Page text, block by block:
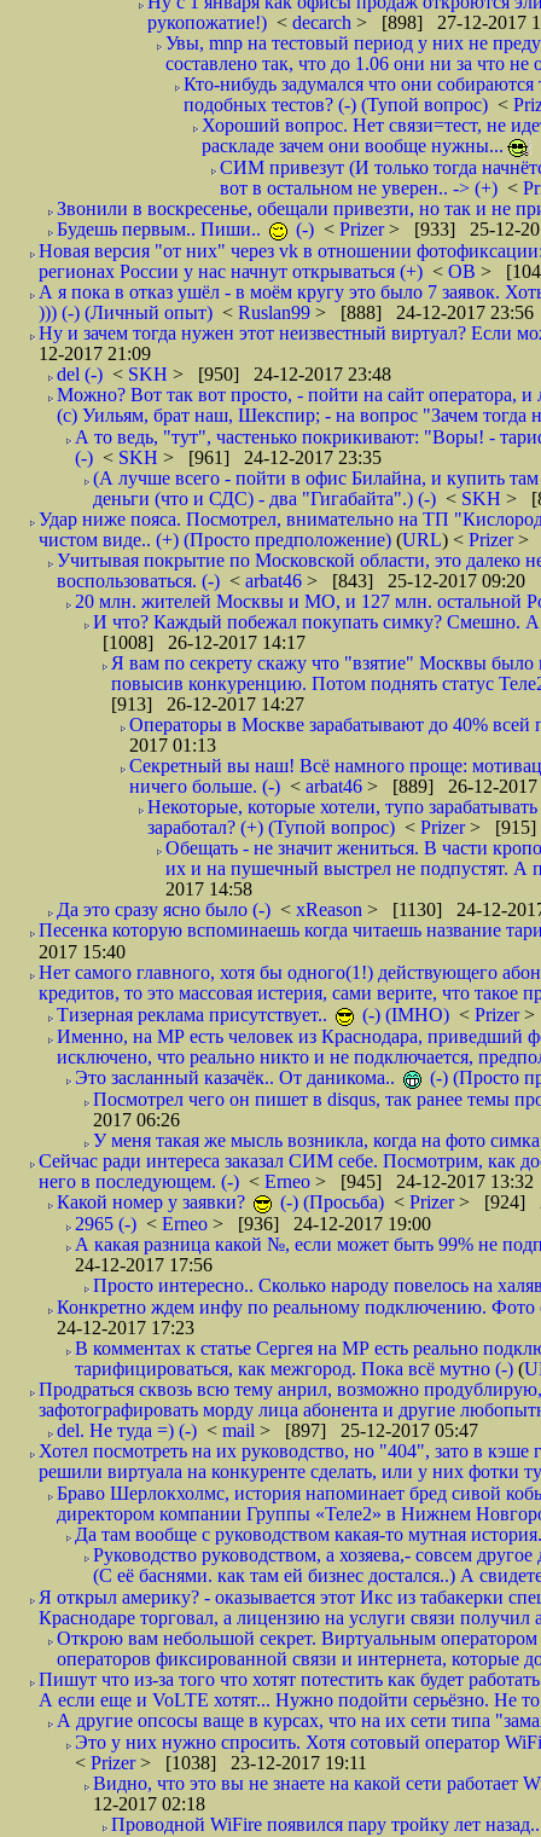
рукопожатие!) < decarch > [898] 27-12-2017
Увы, mnp на тестовый период у них не
составлено так, что до 1.06 они ни за что не
Кто-нибудь задумался что они
подобных тестов? (-) (Тупой вопрос) <
Хороший вопрос. Нет связи=тест, не
раскладе зачем они вообще нужны...
СИМ привезут (И только тогда
вот в остальном не уверен.. -> (+) <
Звонили в воскресенье, обещали привезти, но так и не
Будешь первым.. Пиши..
(-) < Prizer> [933] 25-12-
Новая версия "от них" через vk в отношении
регионах России у нас начнут открываться (+) < ОВ >
А я пока в отказ ушёл - в моём кругу это было 7 заявок.
))) (-) (Личный опыт) < Ruslan99 > [888] 24-12-2017 23:56
Ну и зачем тогда нужен этот неизвестный виртуал? Если
12-2017 21:09
del (-) < SKH > [950] 24-12-2017 23:48
Можно? Вот так вот просто, - пойти на сайт оператора,
(с) Уильям, брат наш, Шекспир; - на вопрос "Зачем тогда
А то ведь, "тут", частенько покрикивают: "Воры! -
(-) < SKH > [961] 24-12-2017 23:35
(А лучше всего - пойти в офис Билайна, и купить
деньги (что и СДС) - два "Гигабайта".) (-) < SKH >
Удар ниже пояса. Посмотрел, внимательно на ТП
чистом виде.. (+) (Просто предположение) (URL) < Prizer>
Учитывая покрытие по Московской области, это далеко
воспользоваться. (-) < arbat46 > [843] 25-12-2017 09:20
20 млн. жителей Москвы и МО, и 127 млн. остальной
И что? Каждый побежал покупать симку? Смешно. А
[1008] 26-12-2017 14:17
Я вам по секрету скажу что "взятие" Москвы
повысив конкуренцию. Потом поднять статус
[913] 26-12-2017 14:27
Операторы в Москве зарабатывают до 40% всей
2017 01:13
Секретный вы наш! Всё намного проще:
ничего больше. (-) < arbat46 > [889] 26-12-2017
Некоторые, которые хотели, тупо
заработал? (+) (Тупой вопрос) < Prizer> [915]
Обещать - не значит жениться. В части
их и на пушечный выстрел не подпустят. А
2017 14:58
Да это сразу ясно было (-) < xReason > [1130] 24-12-
Песенка которую вспоминаешь когда читаешь название
2017 15:40
Нет самого главного, хотя бы одного(1!) действующего
кредитов, то это массовая истерия, сами верите, что такое
Тизерная реклама присутствует..
(-) (IMHO) < Prizer>
Именно, на МР есть человек из Краснодара, приведший
исключено, что реально никто и не подключается,
Это засланный казачёк.. От даникома..
(-) (Просто
Посмотрел чего он пишет в disqus, так ранее темы
2017 06:26
У меня такая же мысль возникла, когда на фото
Сейчас ради интереса заказал СИМ себе. Посмотрим, как
него в последующем. (-) < Erneo > [945] 24-12-2017 13:32
Какой номер у заявки?
(-) (Просьба) < Prizer> [924]
2965 (-) < Erneo > [936] 24-12-2017 19:00
А какая разница какой №, если может быть 99% не
24-12-2017 17:56
Просто интересно.. Сколько народу повелось на
Конкретно ждем инфу по реальному подключению. Фото
24-12-2017 17:23
В комментах к статье Сергея на МР есть реально
тарифицироваться, как межгород. Пока всё мутно (-) (
Продраться сквозь всю тему анрил, возможно
зафотографировать морду лица абонента и другие
del. Не туда =) (-) < mail > [897] 25-12-2017 05:47
Хотел посмотреть на их руководство, но "404", зато в
решили виртуала на конкуренте сделать, или у них фотки
Браво Шерлокхолмс, история напоминает бред сивой
директором компании Группы «Теле2» в Нижнем
Да там вообще с руководством какая-то мутная
Руководство руководством, а хозяева,- совсем
(С её баснями. как там ей бизнес достался..) А
Я открыл америку? - оказывается этот Икс из табакерки
Краснодаре торговал, а лицензию на услуги связи получил
Открою вам небольшой секрет. Виртуальным оператором
операторов фиксированной связи и интернета, которые
Пишут что из-за того что хотят потестить как будет
А если еще и VoLTE хотят... Нужно подойти серьёзно. Не
А другие опсосы ваще в курсах, что на их сети типа
Это у них нужно спросить. Хотя сотовый оператор
< Prizer> [1038] 23-12-2017 19:11
Видно, что это вы не знаете на какой сети
12-2017 02:18
Проводной WiFire появился пару тройку лет